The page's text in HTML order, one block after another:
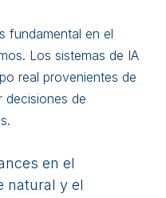
fundamental en el
Los sistemas de IA
real provenientes de
decisiones de
en el
natural y el